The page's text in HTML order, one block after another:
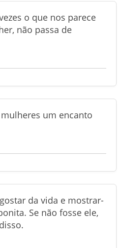
o que nos parece
não passa de
um encanto
da vida e mostrar-
Se não fosse ele,